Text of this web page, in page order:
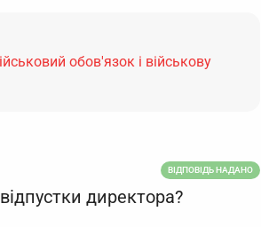
обов'язок і військову
ВІДПОВІДЬ НАДАНО
директора?